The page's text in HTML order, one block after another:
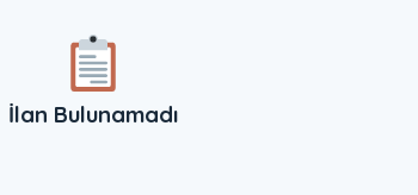
İlan Bulunamadı